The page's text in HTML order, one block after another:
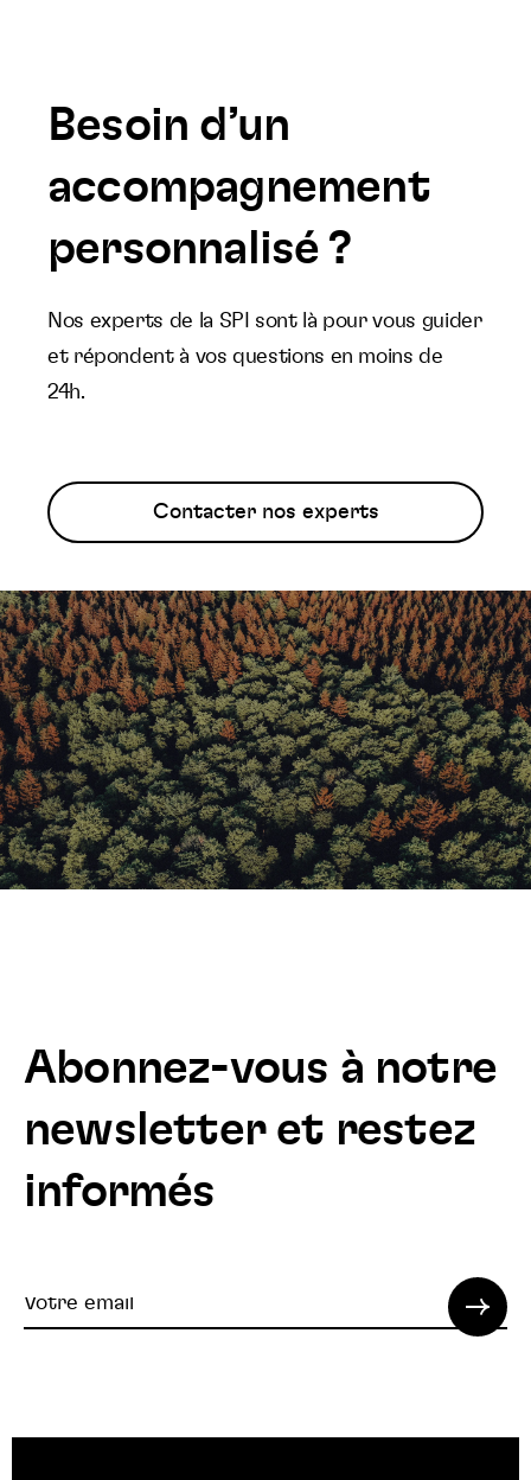
Besoin d’un
accompagnement
personnalisé ?
Nos experts de la SPI sont là pour vous guider
et répondent à vos questions en moins de
24h.
Contacter nos experts
Abonnez-vous à notre
newsletter et restez
informés
Votre